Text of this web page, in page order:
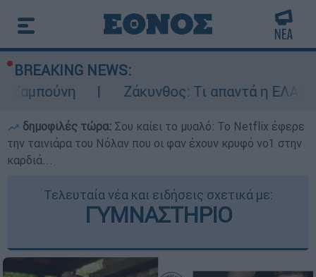
BREAKING NEWS:
Ζάκυνθος: Τι απαντά η ΕΛΑΣ για τους 8
δημοφιλές τώρα: Σου καίει το μυαλό: Το Netflix έφερε
την ταινιάρα του Νόλαν που οι φαν έχουν κρυφό νο1 στην
καρδιά...
Τελευταία νέα και ειδήσεις σχετικά με:
ΓΥΜΝΑΣΤΗΡΙΟ